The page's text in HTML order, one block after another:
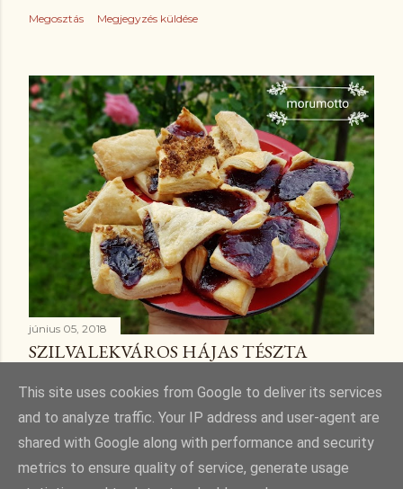
Megosztás Megjegyzés küldése
június 05, 2018
SZILVALEKVÁROS HÁJAS TÉSZTA
This site uses cookies from Google to deliver its services
and to analyze traffic. Your IP address and user-agent are
shared with Google along with performance and security
metrics to ensure quality of service, generate usage